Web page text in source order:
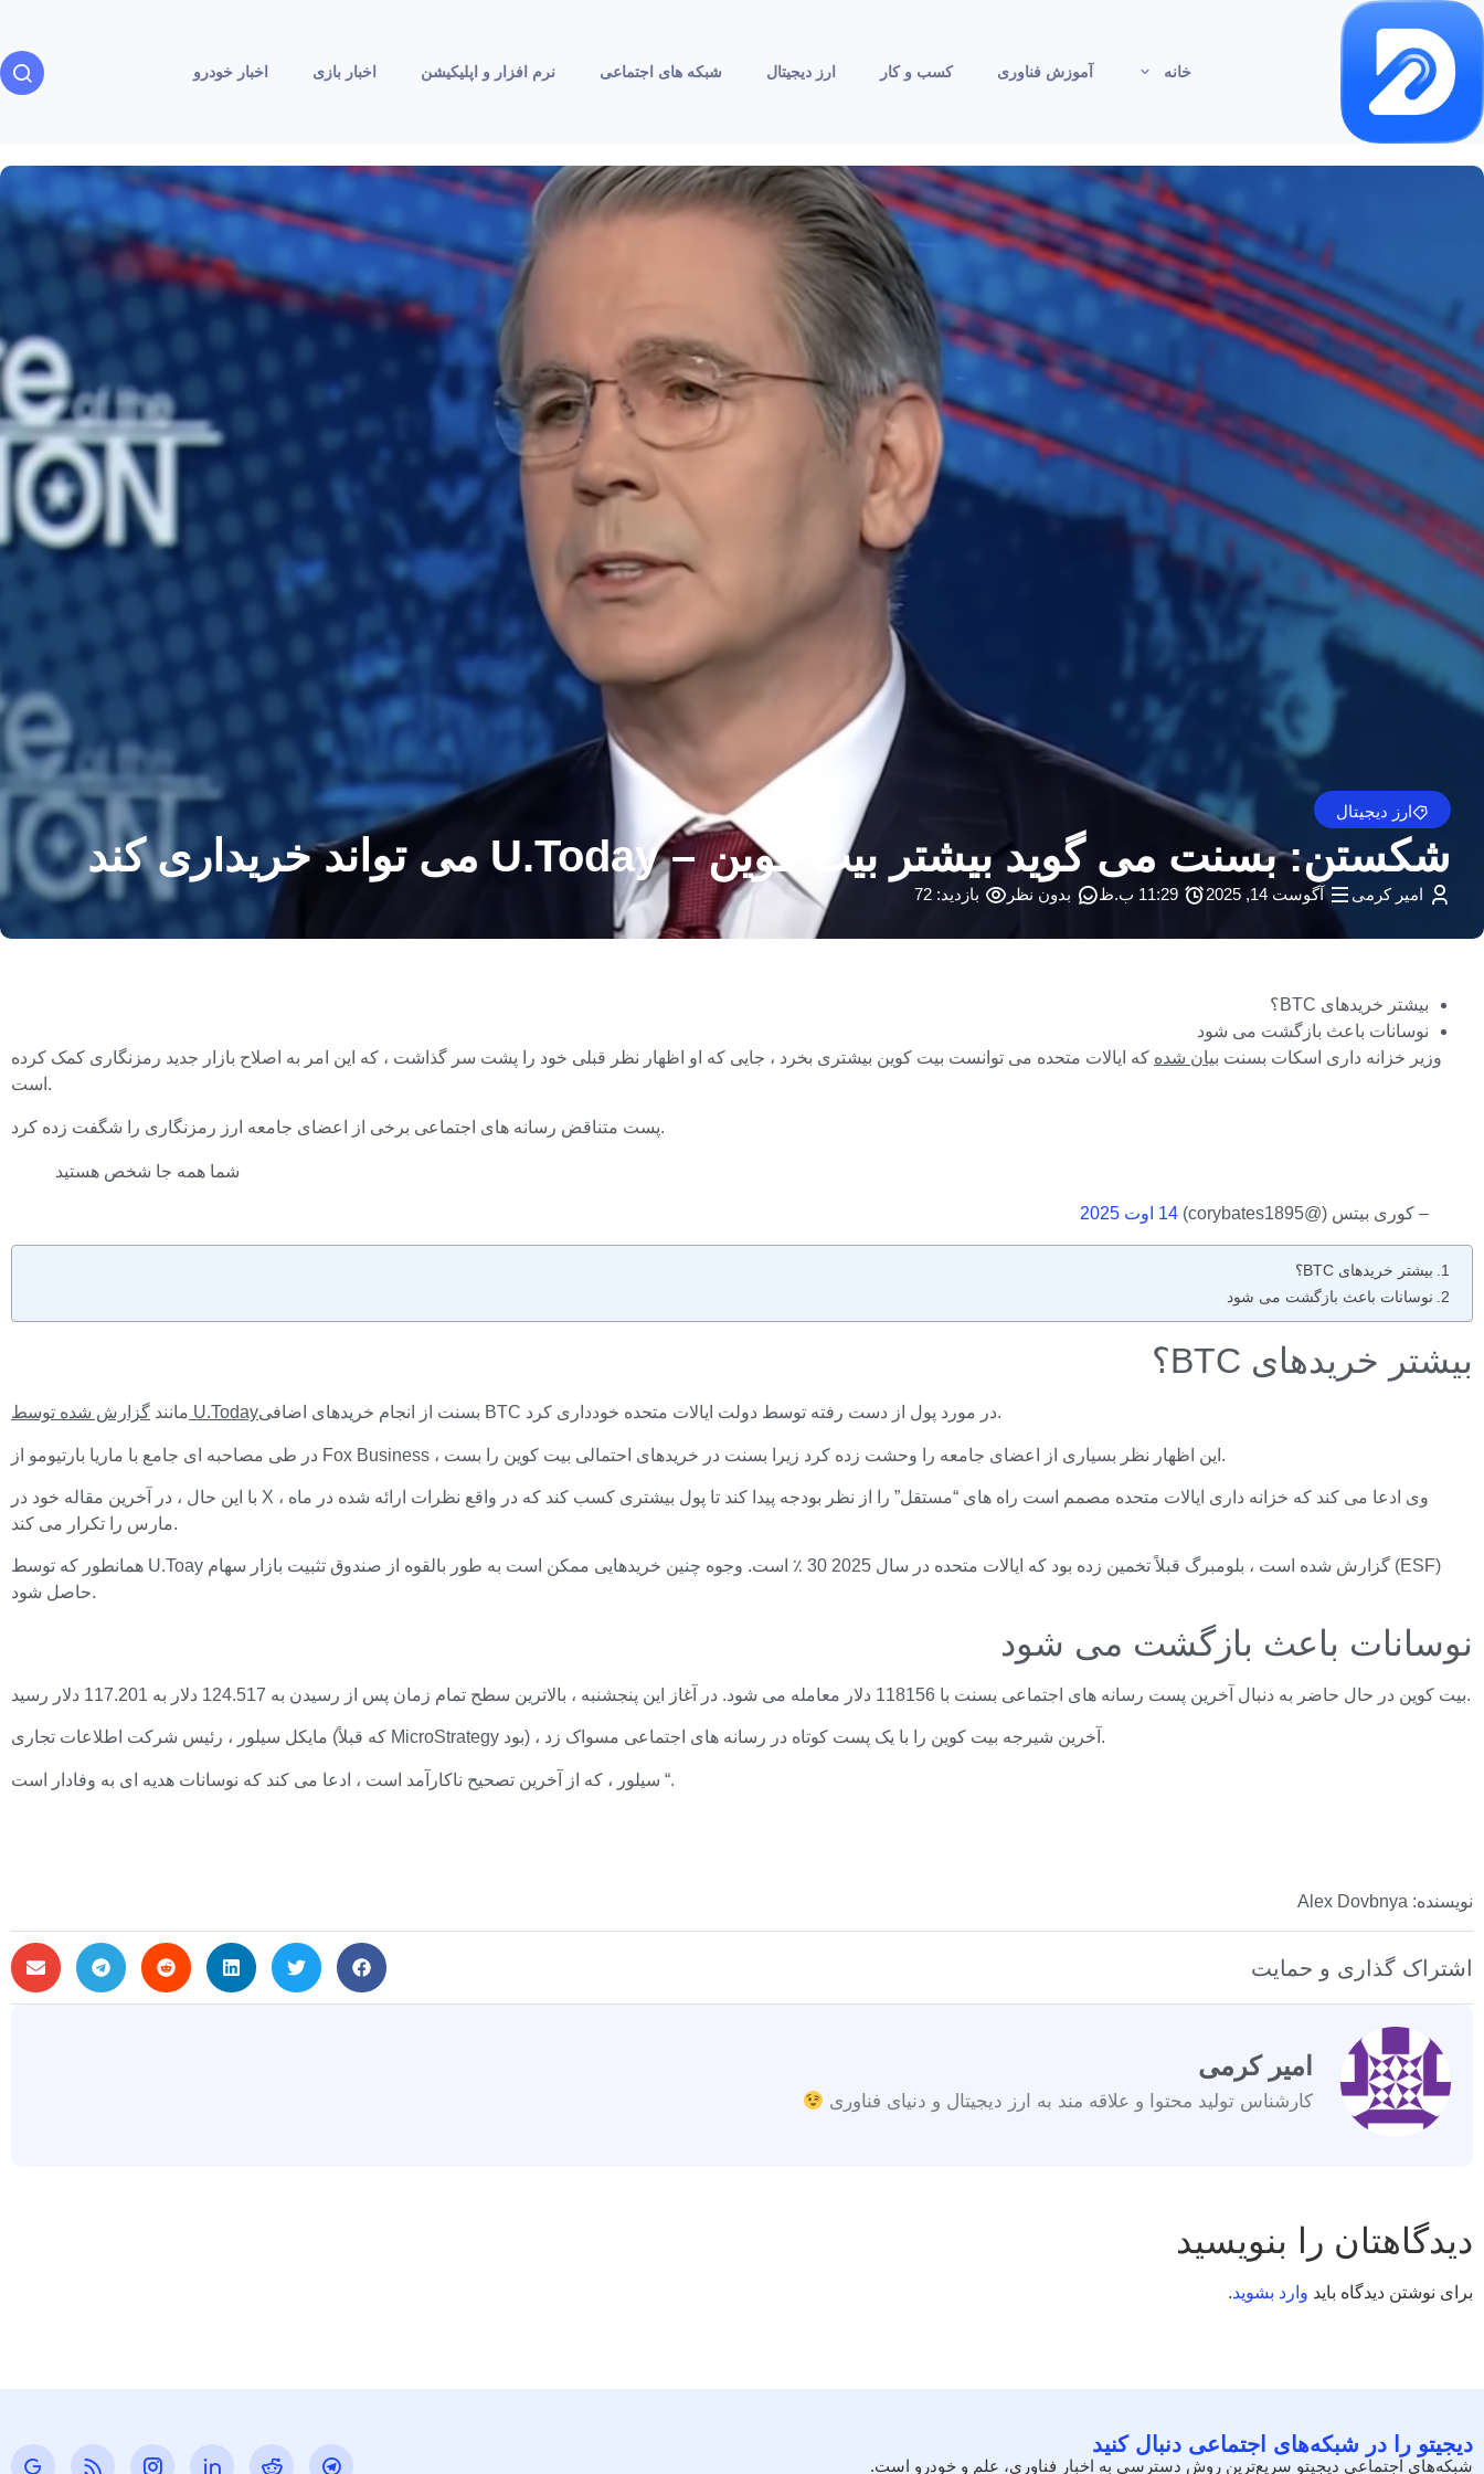
خانه آموزش فناوری کسب و کار ارز دیجیتال شبکه های اجتماعی نرم افزار و اپلیکیشن اخبار بازی اخبار خودرو
ارز دیجیتال
شکستن: بسنت می گوید بیشتر بیت کوین – U.Today می تواند خریداری کند
امیر کرمی آگوست 14, 2025 11:29 ب.ظ بدون نظر بازدید: 72
بیشتر خریدهای BTC؟
نوسانات باعث بازگشت می شود
وزیر خزانه داری اسکات بسنت بیان شده که ایالات متحده می توانست بیت کوین بیشتری بخرد ، جایی که او اظهار نظر قبلی خود را پشت سر گذاشت ، که این امر به اصلاح بازار جدید رمزنگاری کمک کرده
است.
پست متناقض رسانه های اجتماعی برخی از اعضای جامعه ارز رمزنگاری را شگفت زده کرد.
شما همه جا شخص هستید
– کوری بیتس (@corybates1895) 14 اوت 2025
بیشتر خریدهای BTC؟
نوسانات باعث بازگشت می شود
بیشتر خریدهای BTC؟
مانند گزارش شده توسط U.Today بسنت از انجام خریدهای اضافی BTC در مورد پول از دست رفته توسط دولت ایالات متحده خودداری کرد.
در طی مصاحبه ای جامع با ماریا بارتیومو از Fox Business ، این اظهار نظر بسیاری از اعضای جامعه را وحشت زده کرد زیرا بسنت در خریدهای احتمالی بیت کوین را بست.
با این حال ، در آخرین مقاله خود در X ، وی ادعا می کند که خزانه داری ایالات متحده مصمم است راه های “مستقل” را از نظر بودجه پیدا کند تا پول بیشتری کسب کند که در واقع نظرات ارائه شده در ماه
مارس را تکرار می کند.
همانطور که توسط U.Toay گزارش شده است ، بلومبرگ قبلاً تخمین زده بود که ایالات متحده در سال 2025 30 ٪ است. وجوه چنین خریدهایی ممکن است به طور بالقوه از صندوق تثبیت بازار سهام (ESF)
حاصل شود.
نوسانات باعث بازگشت می شود
بیت کوین در حال حاضر به دنبال آخرین پست رسانه های اجتماعی بسنت با 118156 دلار معامله می شود. در آغاز این پنجشنبه ، بالاترین سطح تمام زمان پس از رسیدن به 124.517 دلار به 117.201 دلار رسید.
مایکل سیلور ، رئیس شرکت اطلاعات تجاری (که قبلاً MicroStrategy بود) ، آخرین شیرجه بیت کوین را با یک پست کوتاه در رسانه های اجتماعی مسواک زد.
سیلور ، که از آخرین تصحیح ناکارآمد است ، ادعا می کند که نوسانات هدیه ای به وفادار است “.
نویسنده: Alex Dovbnya
اشتراک گذاری و حمایت
امیر کرمی
کارشناس تولید محتوا و علاقه مند به ارز دیجیتال و دنیای فناوری
دیدگاهتان را بنویسید
برای نوشتن دیدگاه باید وارد بشوید.
دیجیتو را در شبکه‌های اجتماعی دنبال کنید
شبکه‌های اجتماعی دیجیتو سریع‌ترین روش دسترسی به اخبار فناوری، علم و خودرو است.